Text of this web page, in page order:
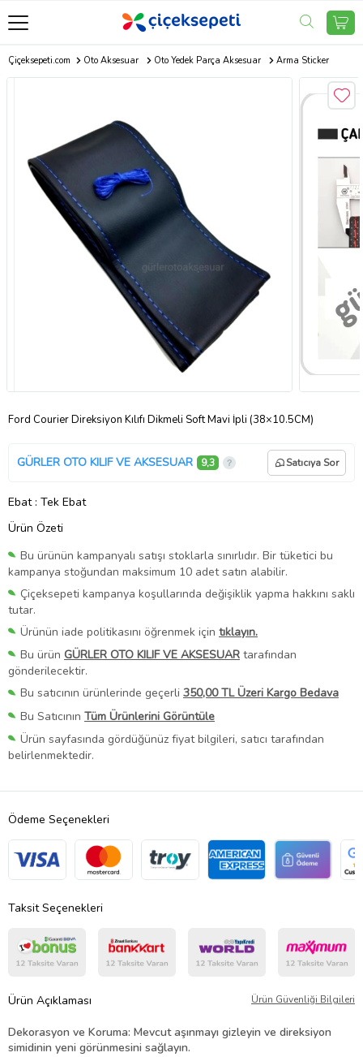
Çiçeksepeti.com Oto Aksesuar Oto Yedek Parça Aksesuar Arma Sticker
Ford Courier Direksiyon Kılıfı Dikmeli Soft Mavi İpli (38×10.5CM)
GÜRLER OTO KILIF VE AKSESUAR 9,3 Satıcıya Sor
Ebat : Tek Ebat
Ürün Özeti
Bu ürünün kampanyalı satışı stoklarla sınırlıdır. Bir tüketici bu
kampanya stoğundan maksimum 10 adet satın alabilir.
Çiçeksepeti kampanya koşullarında değişiklik yapma hakkını saklı
tutar.
Ürünün iade politikasını öğrenmek için tıklayın.
Bu ürün GÜRLER OTO KILIF VE AKSESUAR tarafından
gönderilecektir.
Bu satıcının ürünlerinde geçerli 350,00 TL Üzeri Kargo Bedava
Bu Satıcının Tüm Ürünlerini Görüntüle
Ürün sayfasında gördüğünüz fiyat bilgileri, satıcı tarafından
belirlenmektedir.
Ödeme Seçenekleri
Taksit Seçenekleri
Ürün Açıklaması Ürün Güvenliği Bilgileri
Dekorasyon ve Koruma: Mevcut aşınmayı gizleyin ve direksiyon
simidinin yeni görünmesini sağlayın.